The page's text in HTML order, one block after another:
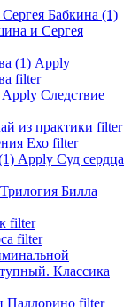
Бабкина (1)
и Сергея
(1) Apply
filter
Apply Следствие
из практики filter
Ехо filter
Apply Суд сердца
Билла
filter
filter
Классика
Паллорино filter